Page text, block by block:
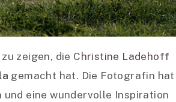
zeigen, die Christine Ladehoff
gemacht hat. Die Fotografin hat
eine wundervolle Inspiration